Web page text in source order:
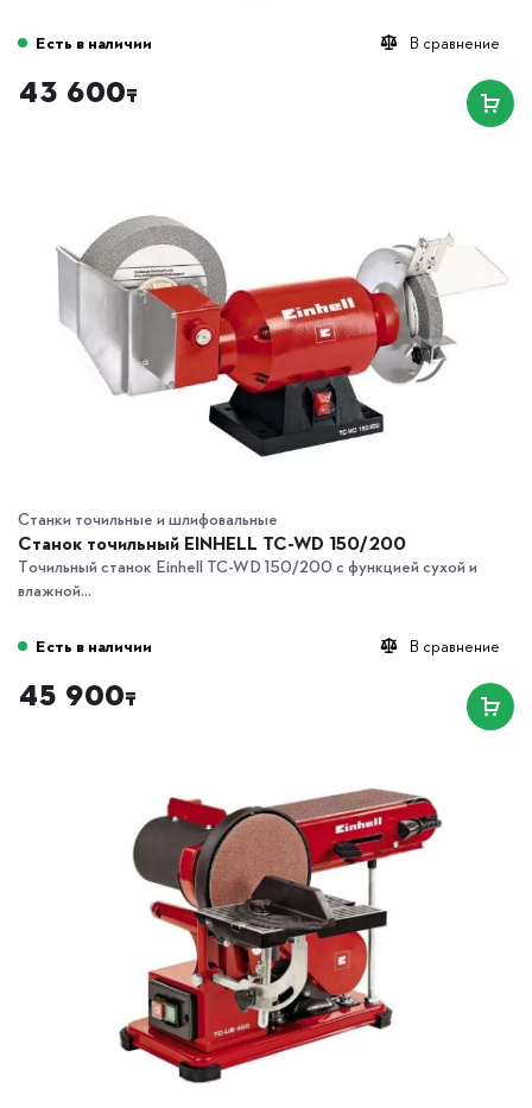
В сравнение
Есть в наличии
43 600₸
Станки точильные и шлифовальные
Станок точильный EINHELL TC-WD 150/200
Точильный станок Einhell TC-WD 150/200 с функцией сухой и
влажной...
В сравнение
Есть в наличии
45 900₸